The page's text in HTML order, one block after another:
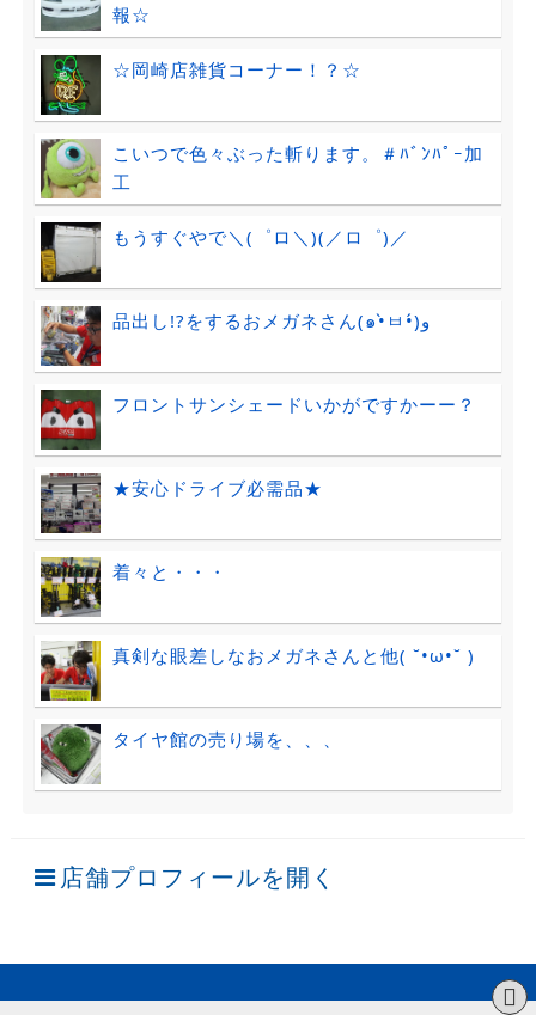
報☆
☆岡崎店雑貨コーナー！？☆
こいつで色々ぶった斬ります。＃ﾊﾞﾝﾊﾟｰ加
工
もうすぐやで＼(゜ロ＼)(／ロ゜)／
品出し!?をするおメガネさん(๑•̀ㅂ•́)و
フロントサンシェードいかがですかーー？
★安心ドライブ必需品★
着々と・・・
真剣な眼差しなおメガネさんと他( ˘•ω•˘ )
タイヤ館の売り場を、、、
店舗プロフィールを開く